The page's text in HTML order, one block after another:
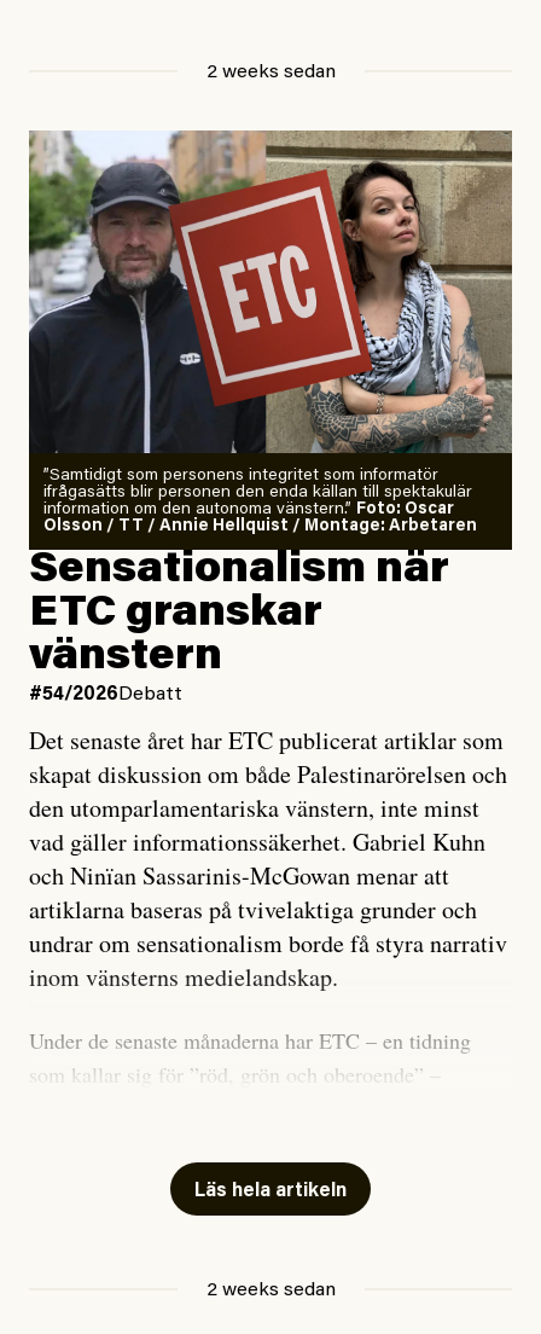
2 weeks sedan
”Samtidigt som personens integritet som informatör
ifrågasätts blir personen den enda källan till spektakulär
information om den autonoma vänstern.” Foto: Oscar
Olsson / TT / Annie Hellquist / Montage: Arbetaren
Sensationalism när
ETC granskar
vänstern
#54/2026 Debatt
Det senaste året har ETC publicerat artiklar som
skapat diskussion om både Palestinarörelsen och
den utomparlamentariska vänstern, inte minst
vad gäller informationssäkerhet. Gabriel Kuhn
och Ninïan Sassarinis-McGowan menar att
artiklarna baseras på tvivelaktiga grunder och
undrar om sensationalism borde få styra narrativ
inom vänsterns medielandskap.
Under de senaste månaderna har ETC – en tidning
som kallar sig för ”röd, grön och oberoende” –
skriver för? Vad betyder det att vara en ”röd, grön och
oberoende” tidning? Och vad är egentligen bra
Läs hela artikeln
2 weeks sedan